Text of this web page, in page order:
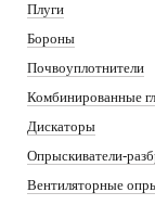
Плуги
Бороны
Почвоуплотнители
Комбинированные
Дискаторы
Опрыскиватели-
Вентиляторные